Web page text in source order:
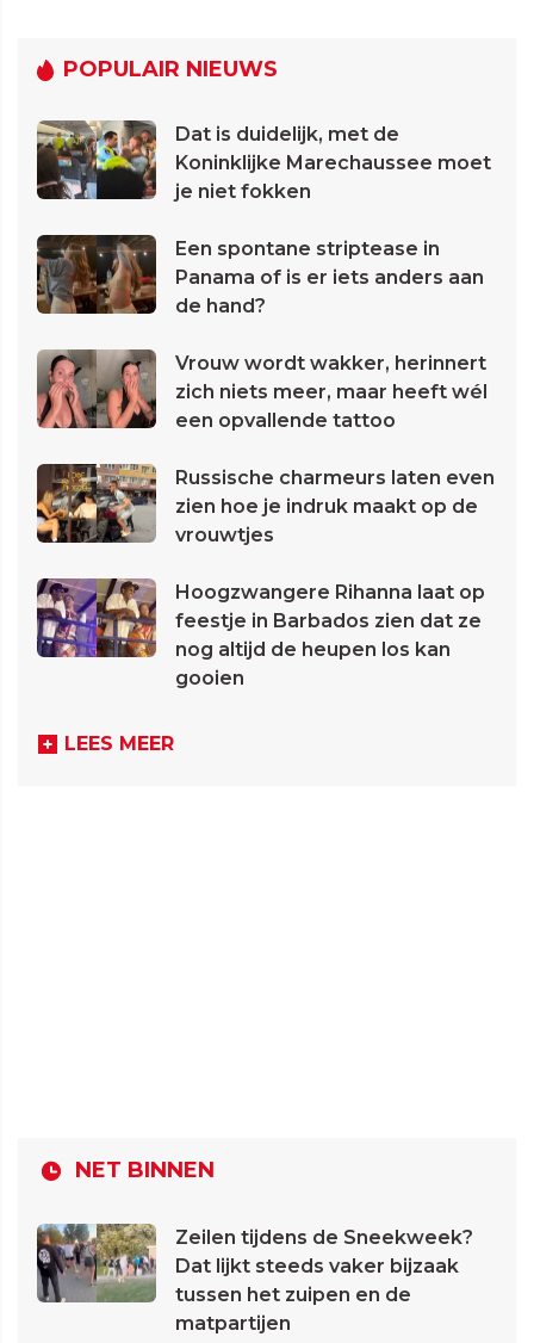
POPULAIR NIEUWS
Dat is duidelijk, met de
Koninklijke Marechaussee moet
je niet fokken
Een spontane striptease in
Panama of is er iets anders aan
de hand?
Vrouw wordt wakker, herinnert
zich niets meer, maar heeft wél
een opvallende tattoo
Russische charmeurs laten even
zien hoe je indruk maakt op de
vrouwtjes
Hoogzwangere Rihanna laat op
feestje in Barbados zien dat ze
nog altijd de heupen los kan
gooien
LEES MEER
NET BINNEN
Zeilen tijdens de Sneekweek?
Dat lijkt steeds vaker bijzaak
tussen het zuipen en de
matpartijen